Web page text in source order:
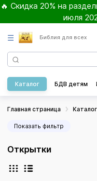
🔥 Скидка 20% на
июля
☰ Библия для всех
Каталог БДВ детям
Главная страница Каталог
Показать фильтр
Открытки